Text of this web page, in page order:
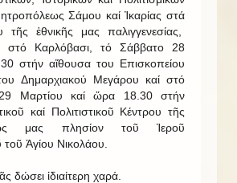
Σάμου καί Ἰκαρίας στά
τῆς ἐθνικῆς μας παλιγγενεσίας,
στό Καρλόβασι, τό Σάββατο 28
στήν αἴθουσα του Επισκοπείου
Δημαρχιακού Μεγάρου καί στό
Μαρτίου καί ὥρα 18.30 στήν
καί Πολιτιστικοῦ Κέντρου τῆς
μας πλησίον τοῦ Ἱεροῦ
Ἁγίου Νικολάου.
ἰδιαίτερη χαρά.